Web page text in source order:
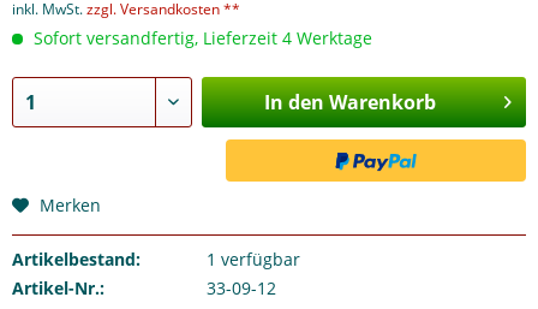
inkl. MwSt.zzgl. Versandkosten **
Sofort versandfertig, Lieferzeit 4 Werktage
In den Warenkorb
Merken
Artikelbestand: 1 verfügbar
Artikel-Nr.:
33-09-12